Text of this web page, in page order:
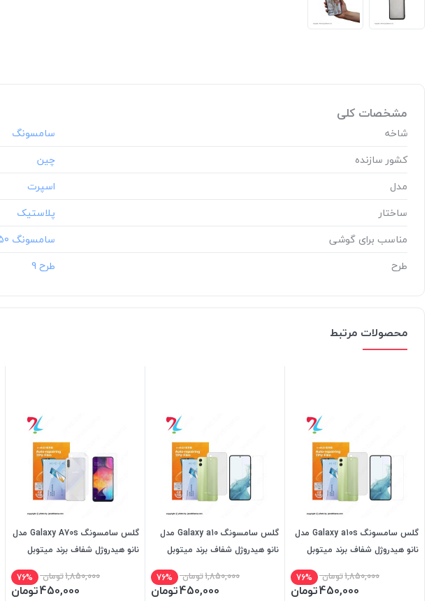
مشخصات کلی
شاخه
کشور سازنده
مدل
ساختار
مناسب برای گوشی
طرح
محصولات مرتبط
گلس سامسونگ Galaxy a10s مدل
نانو هیدروژل شفاف برند میتوبل
1,850,000تومان 76%
450,000تومان
گلس سامسونگ Galaxy a10 مدل
نانو هیدروژل شفاف برند میتوبل
1,850,000تومان 76%
450,000تومان
گلس سامسونگ Galaxy A70s مدل
نانو هیدروژل شفاف برند میتوبل
1,850,000تومان 76%
450,000تومان